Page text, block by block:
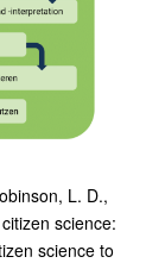
L. D.,
science:
science to